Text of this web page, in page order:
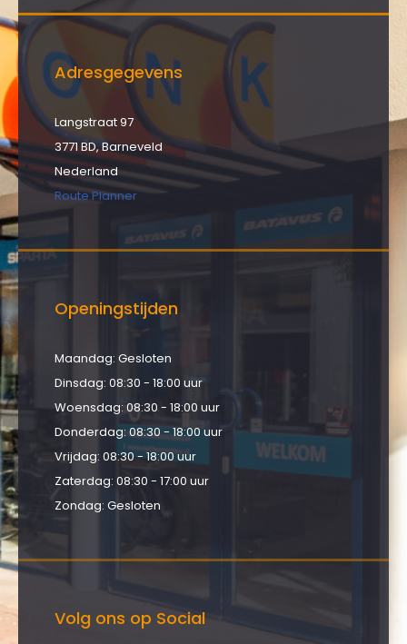
Adresgegevens
Langstraat 97
3771 BD, Barneveld
Nederland
Route Planner
Openingstijden
Maandag: Gesloten
Dinsdag: 08:30 - 18:00 uur
Woensdag: 08:30 - 18:00 uur
Donderdag: 08:30 - 18:00 uur
Vrijdag: 08:30 - 18:00 uur
Zaterdag: 08:30 - 17:00 uur
Zondag: Gesloten
Volg ons op Social